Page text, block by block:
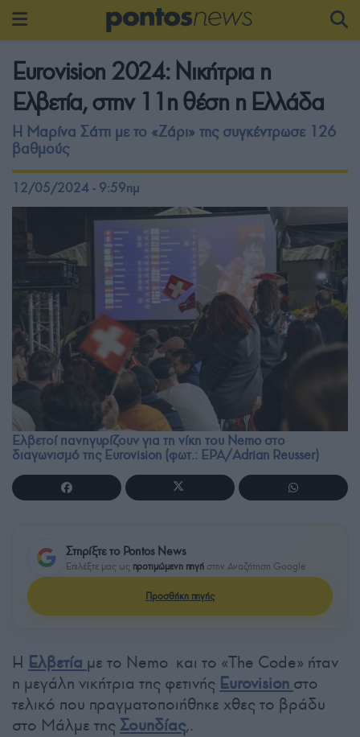
Eurovision 2024: Nικήτρια η
Ελβετία, στην 11η θέση η Ελλάδα
Η Μαρίνα Σάττι με το «Ζάρι» της συγκέντρωσε 126
βαθμούς
12/05/2024 - 9:59πμ
Ελβετοί πανηγυρίζουν για τη νίκη του Nemo στο
διαγωνισμό της Eurovision (φωτ.: EPA/Adrian Reusser)
Στηρίξτε το Pontos News
Επιλέξτε μας ως προτιμώμενη πηγή στην Αναζήτηση Google
Προσθήκη πηγής
Η Ελβετία με το Nemo και το «The Code» ήταν
η μεγάλη νικήτρια της φετινής Eurovision στο
τελικό που πραγματοποιήθηκε χθες το βράδυ
στο Μάλμε της Σουηδίας,.